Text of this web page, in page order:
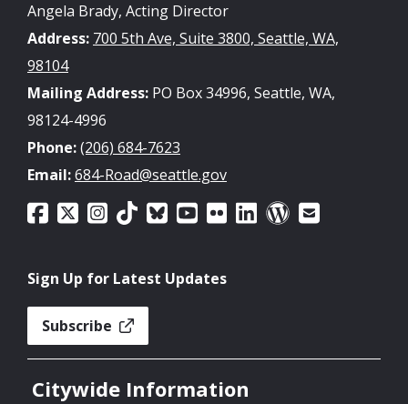
Angela Brady, Acting Director
Address: 700 5th Ave, Suite 3800, Seattle, WA,
98104
Mailing Address: PO Box 34996, Seattle, WA,
98124-4996
Phone:(206) 684-7623
Email:684-Road@seattle.gov
Sign Up for Latest Updates
Subscribe
Citywide Information